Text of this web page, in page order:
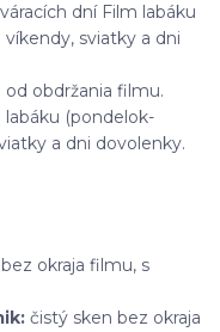
dní Film labáku
sviatky a dni
obdržania filmu.
labáku (pondelok-
a dni dovolenky.
okraja filmu, s
čistý sken bez okraja